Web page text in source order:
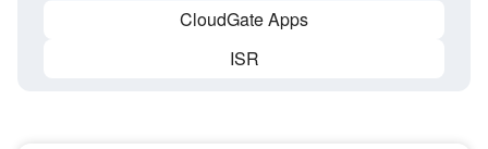
CloudGate Apps
ISR